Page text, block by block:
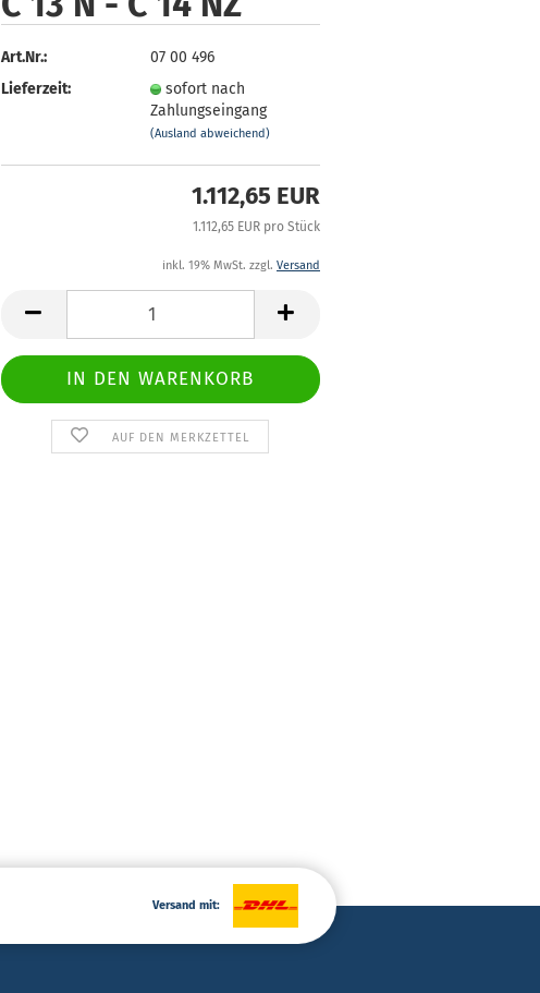
Art.Nr.:
07 00 496
Lieferzeit:
sofort nach
Zahlungseingang
(Ausland abweichend)
1.112,65 EUR
1.112,65 EUR pro Stück
inkl. 19% MwSt. zzgl. Versand
AUF DEN MERKZETTEL
Versand mit: